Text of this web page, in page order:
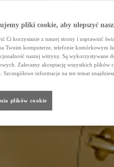
pliki cookie, aby ulepszyć
Ci korzystanie z naszej strony i usprawnić
Twoim komputerze, telefonie komórkowym
naszej witryny. Są wykorzystywane
Zalecamy akceptację wszystkich plików
Szczegółowe informacje na ten temat
plików cookie